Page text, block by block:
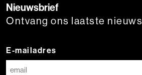
Nieuwsbrief
Ontvang ons laatste nieuws
E-mailadres